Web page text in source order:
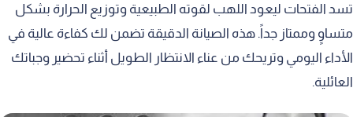
تسد الفتحات ليعود اللهب لقوته الطبيعية وتوزيع الحرارة بشكل
متساوٍ وممتاز جداً. هذه الصيانة الدقيقة تضمن لك كفاءة عالية في
الأداء اليومي وتريحك من عناء الانتظار الطويل أثناء تحضير وجباتك
العائلية.